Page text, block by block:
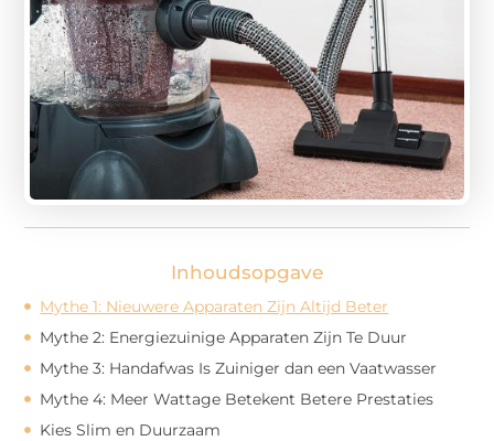
Inhoudsopgave
Mythe 1: Nieuwere Apparaten Zijn Altijd Beter
Mythe 2: Energiezuinige Apparaten Zijn Te Duur
Mythe 3: Handafwas Is Zuiniger dan een Vaatwasser
Mythe 4: Meer Wattage Betekent Betere Prestaties
Kies Slim en Duurzaam